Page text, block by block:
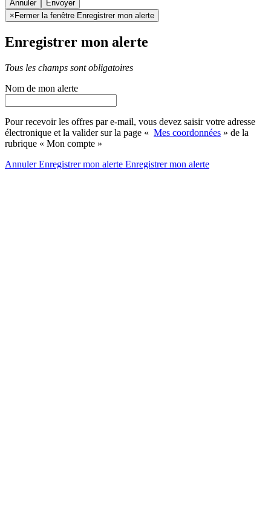
Annuler
× Fermer la fenêtre Enregistrer mon alerte
Enregistrer mon alerte
Tous les champs sont obligatoires
Nom de mon alerte
Pour recevoir les offres par e-mail, vous devez saisir votre adresse
électronique et la valider sur la page « Mes coordonnées » de la
rubrique « Mon compte »
AnnulerEnregistrer mon alerte Enregistrermon alerte